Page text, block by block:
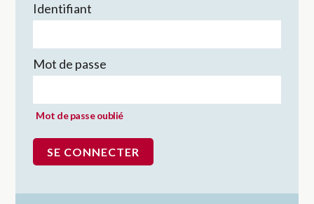
Identifiant
Mot de passe
Mot de passe oublié